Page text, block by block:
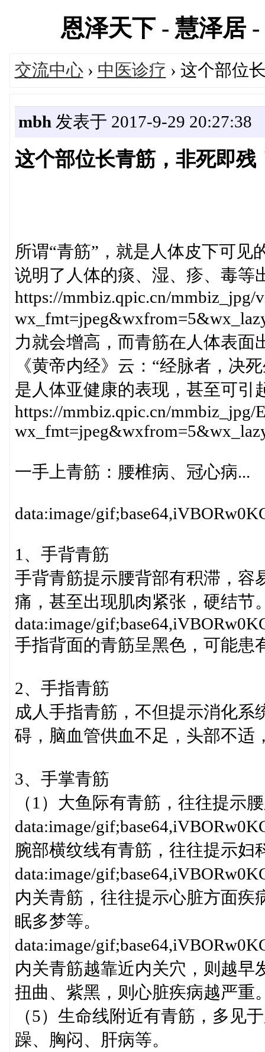
恩泽天下 - 慧泽居
交流中心› 中医诊疗 › 这个部位
mbh 发表于 2017-9-29 20:27:38
这个部位长青筋，非死即残
所谓“青筋”，就是人体皮下可
说明了人体的痰、湿、疹、毒等
https://mmbiz.qpic.cn/
力就会增高，而青筋在人体表面
《黄帝内经》云：“经脉者，决
是人体亚健康的表现，甚至可引
https://mmbiz.qpic.cn/
一手上青筋：腰椎病、冠心病...
data:image/
1、手背青筋
手背青筋提示腰背部有积滞，容
痛，甚至出现肌肉紧张，硬结节
data:image/
手指背面的青筋呈黑色，可能患
2、手指青筋
成人手指青筋，不但提示消化系
碍，脑血管供血不足，头部不适
3、手掌青筋
（1）大鱼际有青筋，往往提示
data:image/
腕部横纹线有青筋，往往提示妇
data:image/
内关青筋，往往提示心脏方面疾
眠多梦等。
data:image/
内关青筋越靠近内关穴，则越早
扭曲、紫黑，则心脏疾病越严重
（5）生命线附近有青筋，多见
躁、胸闷、肝病等。